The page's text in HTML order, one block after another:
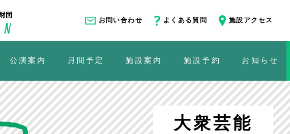
お問い合わせ よくある質問 施設アクセス
公演案内 月間予定 施設案内 施設予約 お知らせ
大衆芸能